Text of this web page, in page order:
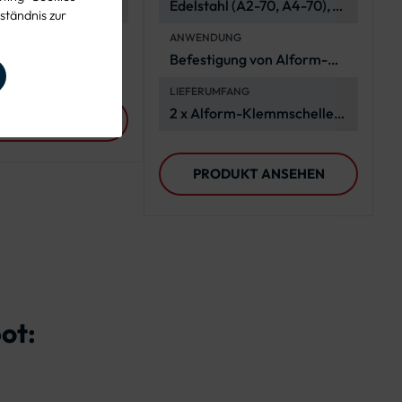
zur
von Rundform-
kommunale
Edelstahl (A2-70, A4-70),
ANWENDUNG
Befestigung von Alform-
LIEFERUMFANG
2 x Alform-Klemmschelle,
Sechskantmuttern, 4 x
Unterlegscheiben
PRODUKT ANSEHEN